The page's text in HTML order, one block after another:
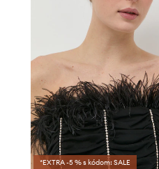
*EXTRA -5 % s kódom: SALE